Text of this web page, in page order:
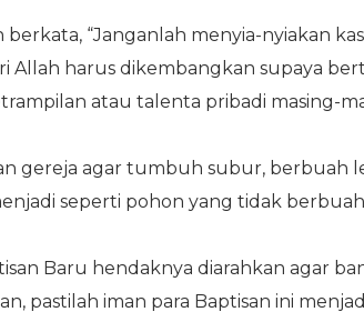
“Janganlah menyia-nyiakan
Allah harus dikembangkan supaya
atau talenta pribadi masing-
gereja agar tumbuh subur, berbuah
seperti pohon yang tidak
Baru hendaknya diarahkan agar
pastilah iman para Baptisan ini